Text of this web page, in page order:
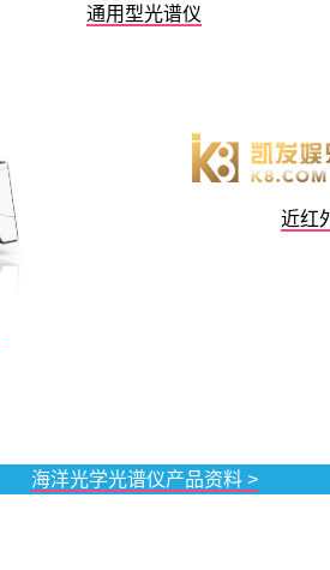
通用型光谱仪
近红
海洋光学光谱仪产品资料 >